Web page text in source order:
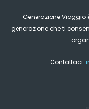
Generazione Viaggio
generazione che ti
Contattaci: